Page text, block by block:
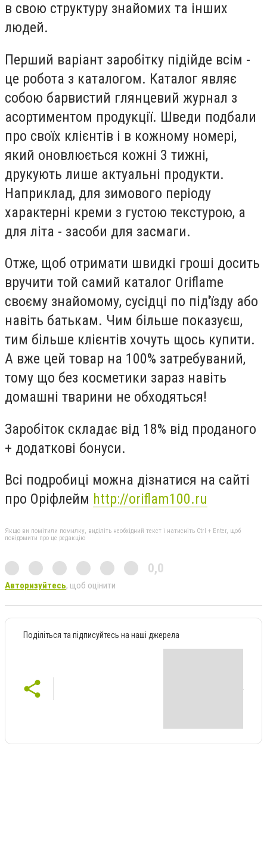
в свою структуру знайомих та інших
людей.
Перший варіант заробітку підійде всім -
це робота з каталогом. Каталог являє
собою барвистий глянцевий журнал з
асортиментом продукції. Шведи подбали
про своїх клієнтів і в кожному номері,
який оновлюється кожні 3 тижні,
друкують лише актуальні продукти.
Наприклад, для зимового періоду
характерні креми з густою текстурою, а
для літа - засоби для засмаги.
Отже, щоб отримати швидкі гроші досить
вручити той самий каталог Oriflame
своєму знайомому, сусідці по під'їзду або
навіть батькам. Чим більше показуєш,
тим більше клієнтів хочуть щось купити.
А вже цей товар на 100% затребуваний,
тому що без косметики зараз навіть
домашні тварини не обходяться!
Заробіток складає від 18% від проданого
+ додаткові бонуси.
Всі подробиці можна дізнатися на сайті
про Оріфлейм http://oriflam100.ru
Якщо ви помітили помилку, виділіть необхідний текст і натисніть Ctrl + Enter, щоб
повідомити про це редакцію
0,0
Авторизуйтесь, щоб оцінити
Поділіться та підписуйтесь на наші джерела